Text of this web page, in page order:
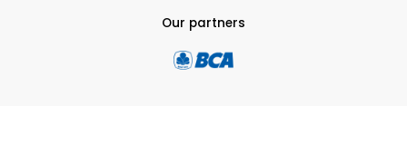
Our partners